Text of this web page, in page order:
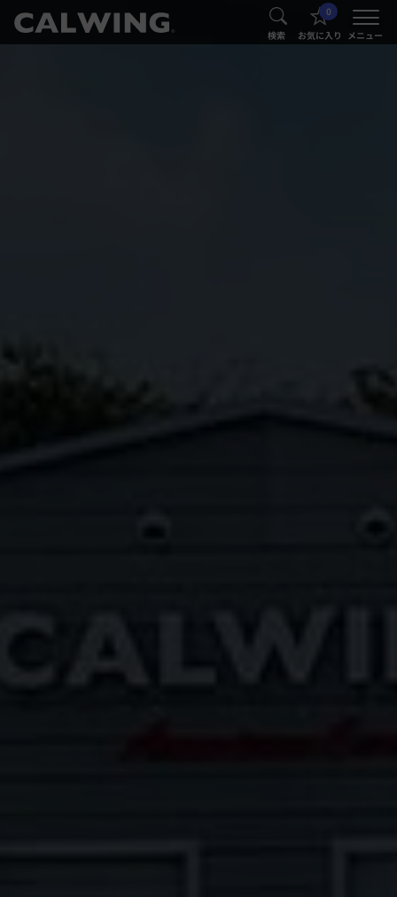
® 検索
0
お気に入り メニュー
®